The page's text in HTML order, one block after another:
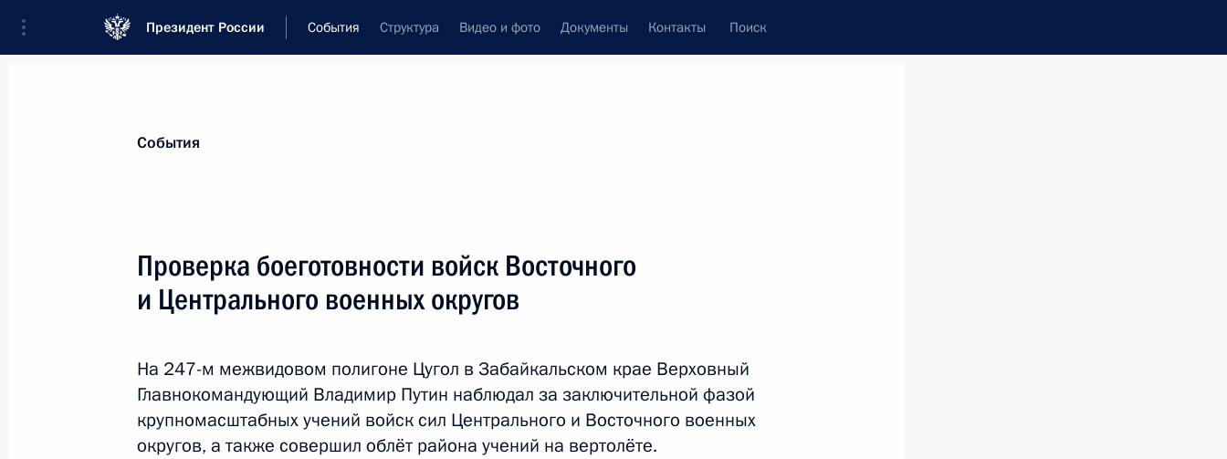
Президент России События Структура Видео и фото Документы Контакты Поиск
Новости
Послания Федеральному Собранию
Заявления по важнейшим вопросам
Речи и обращения
Пресс-конференции
Интервью
События
Проверка боеготовности войск Восточного
и Центрального военных округов
На 247-м межвидовом полигоне Цугол в Забайкальском крае Верховный
Главнокомандующий Владимир Путин наблюдал за заключительной фазой
крупномасштабных учений войск сил Центрального и Восточного военных
округов, а также совершил облёт района учений на вертолёте.